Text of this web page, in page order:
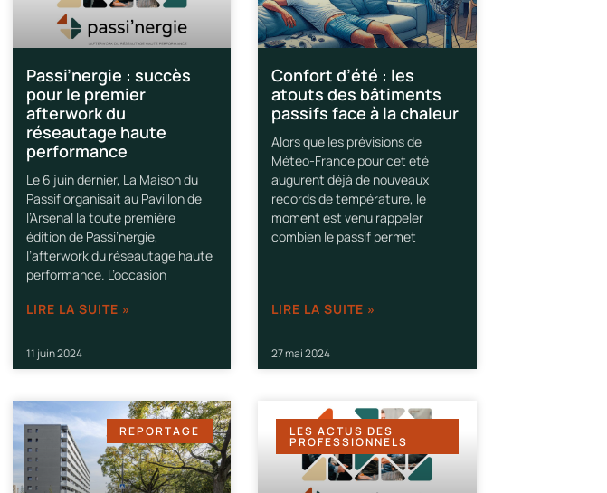
Passi’nergie : succès
pour le premier
afterwork du
réseautage haute
performance
Le 6 juin dernier, La Maison du
Passif organisait au Pavillon de
l’Arsenal la toute première
édition de Passi’nergie,
l’afterwork du réseautage haute
performance. L’occasion
LIRE LA SUITE »
11 juin 2024
Confort d’été : les
atouts des bâtiments
passifs face à la chaleur
Alors que les prévisions de
Météo-France pour cet été
augurent déjà de nouveaux
records de température, le
moment est venu rappeler
combien le passif permet
LIRE LA SUITE »
27 mai 2024
REPORTAGE LES ACTUS DES
PROFESSIONNELS